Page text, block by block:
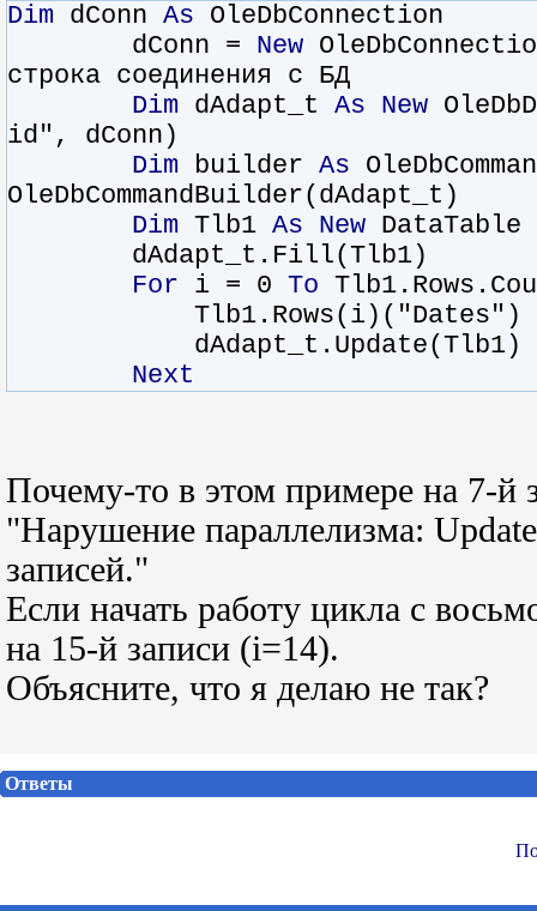
Dim dConn As OleDbConnection
dConn = New
строка соединения с БД
Dim dAdapt_t As New
id", dConn)
Dim builder As
OleDbCommandBuilder(dAdapt_t)
Dim Tlb1 As New DataTable
dAdapt_t.Fill(Tlb1)
For i = 0 To
Tlb1.Rows(i)("Dates") =
dAdapt_t.Update(Tlb1)
Next
Почему-то в этом примере на 7-й
"Нарушение параллелизма:
записей."
Если начать работу цикла с
на 15-й записи (i=14).
Объясните, что я делаю не так?
Ответы